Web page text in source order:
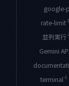
google-
rate-limit4
並列実行
Gemini API
terminal 4